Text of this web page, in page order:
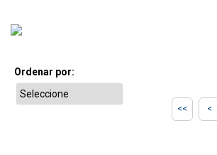
Ordenar por: